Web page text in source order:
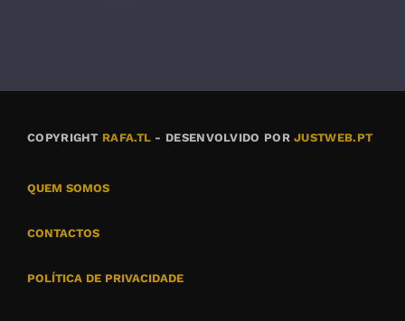
COPYRIGHT RAFA.TL - DESENVOLVIDO PORJUSTWEB.PT
QUEM SOMOS
CONTACTOS
POLÍTICA DE PRIVACIDADE